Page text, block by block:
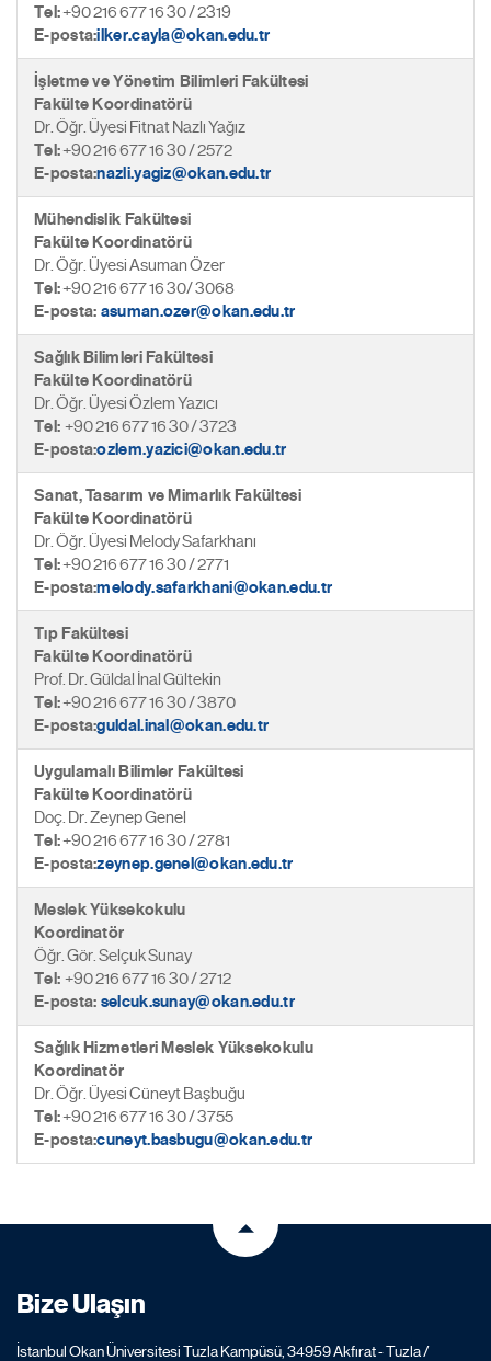
Tel:+90 216 677 16 30 / 2319
E-posta:ilker.cayla@okan.edu.tr
İşletme ve Yönetim Bilimleri Fakültesi
Fakülte Koordinatörü
Dr. Öğr. Üyesi Fitnat Nazlı Yağız
Tel:+90 216 677 16 30 / 2572
E-posta:nazli.yagiz@okan.edu.tr
Mühendislik Fakültesi
Fakülte Koordinatörü
Dr. Öğr. Üyesi Asuman Özer
Tel:+90 216 677 16 30/ 3068
E-posta: asuman.ozer@okan.edu.tr
Sağlık Bilimleri Fakültesi
Fakülte Koordinatörü
Dr. Öğr. Üyesi Özlem Yazıcı
Tel: +90 216 677 16 30 / 3723
E-posta:ozlem.yazici@okan.edu.tr
Sanat, Tasarım ve Mimarlık Fakültesi
Fakülte Koordinatörü
Dr. Öğr. Üyesi Melody Safarkhanı
Tel:+90 216 677 16 30 / 2771
E-posta:melody.safarkhani@okan.edu.tr
Tıp Fakültesi
Fakülte Koordinatörü
Prof. Dr. Güldal İnal Gültekin
Tel:+90 216 677 16 30 / 3870
E-posta:guldal.inal@okan.edu.tr
Uygulamalı Bilimler Fakültesi
Fakülte Koordinatörü
Doç. Dr. Zeynep Genel
Tel:+90 216 677 16 30 / 2781
E-posta:zeynep.genel@okan.edu.tr
Meslek Yüksekokulu
Koordinatör
Öğr. Gör. Selçuk Sunay
Tel: +90 216 677 16 30 / 2712
E-posta: selcuk.sunay@okan.edu.tr
Sağlık Hizmetleri Meslek Yüksekokulu
Koordinatör
Dr. Öğr. Üyesi Cüneyt Başbuğu
Tel:+90 216 677 16 30 / 3755
E-posta:cuneyt.basbugu@okan.edu.tr
Bize Ulaşın
İstanbul Okan Üniversitesi Tuzla Kampüsü, 34959 Akfırat - Tuzla /